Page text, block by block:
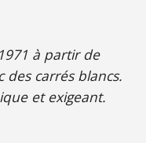
à partir de
des carrés blancs.
et exigeant.